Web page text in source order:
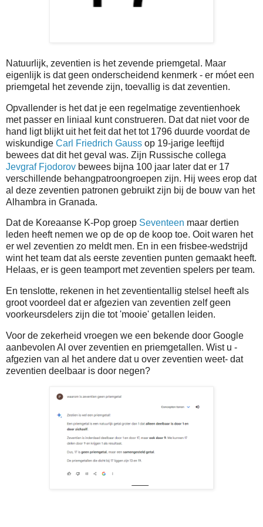
Natuurlijk, zeventien is het zevende priemgetal. Maar
eigenlijk is dat geen onderscheidend kenmerk - er móet een
priemgetal het zevende zijn, toevallig is dat zeventien.
Opvallender is het dat je een regelmatige zeventienhoek
met passer en liniaal kunt construeren. Dat dat niet voor de
hand ligt blijkt uit het feit dat het tot 1796 duurde voordat de
wiskundige Carl Friedrich Gauss op 19-jarige leeftijd
bewees dat dit het geval was. Zijn Russische collega
Jevgraf Fjodorov bewees bijna 100 jaar later dat er 17
verschillende behangpatroongroepen zijn. Hij wees erop dat
al deze zeventien patronen gebruikt zijn bij de bouw van het
Alhambra in Granada.
Dat de Koreaanse K-Pop groep Seventeen maar dertien
leden heeft nemen we op de op de koop toe. Ooit waren het
er wel zeventien zo meldt men. En in een frisbee-wedstrijd
wint het team dat als eerste zeventien punten gemaakt heeft.
Helaas, er is geen teamport met zeventien spelers per team.
En tenslotte, rekenen in het zeventientallig stelsel heeft als
groot voordeel dat er afgezien van zeventien zelf geen
voorkeursdelers zijn die tot 'mooie' getallen leiden.
Voor de zekerheid vroegen we een bekende door Google
aanbevolen AI over zeventien en priemgetallen. Wist u -
afgezien van al het andere dat u over zeventien weet- dat
zeventien deelbaar is door negen?